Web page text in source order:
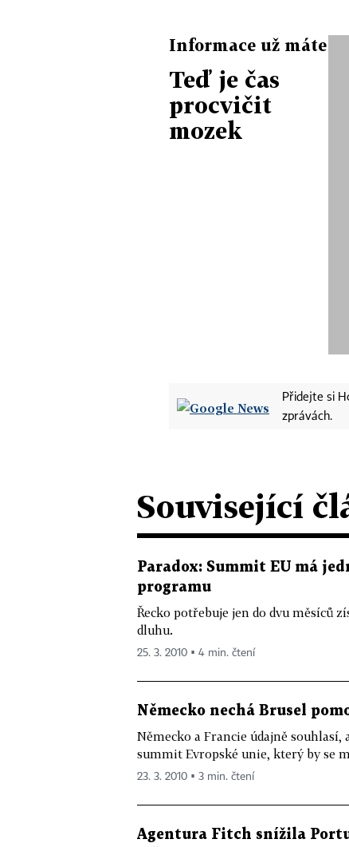
Informace už máte
Teď je čas
procvičit
mozek
Přidejte si
zprávách.
Související
Paradox: Summit EU má
programu
Řecko potřebuje jen do dvu měsíců
dluhu.
25. 3. 2010 ▪ 4 min. čtení
Německo nechá Brusel
Německo a Francie údajně souhlasí,
summit Evropské unie, který by se
23. 3. 2010 ▪ 3 min. čtení
Agentura Fitch snížila